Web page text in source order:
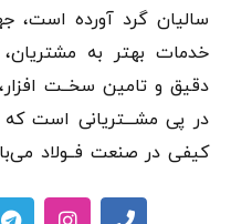
سالیان گرد آورده است،
خدمات بهتر به
دقيق و تامین سخــت افزار،
در پی مشـــتریانی است
کیفی در صنعت فــولاد